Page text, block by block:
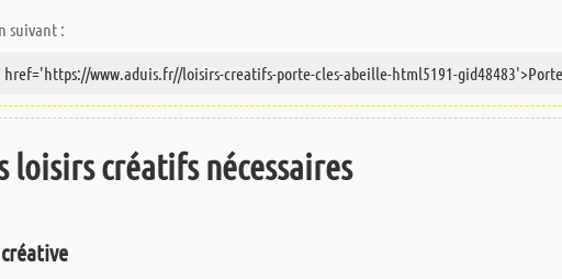
suivant :
loisirs créatifs nécessaires